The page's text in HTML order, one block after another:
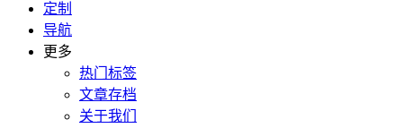
定制
导航
更多
热门标签
文章存档
关于我们